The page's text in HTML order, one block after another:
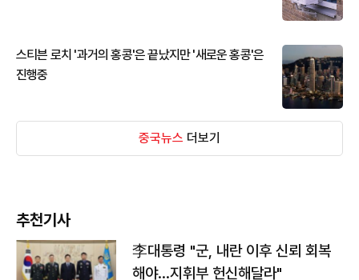
스티븐 로치 '과거의 홍콩'은 끝났지만 '새로운 홍콩'은
진행중
중국뉴스 더보기
추천기사
李대통령 "군, 내란 이후 신뢰 회복
해야…지휘부 헌신해달라"